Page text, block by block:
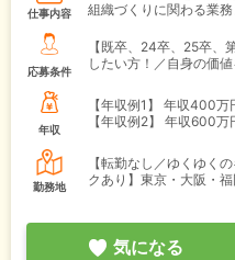
仕事内容
組織づくりに関わる業務
応募条件
【既卒、24卒、25卒、
したい方！／自身の価値
年収
【年収例1】
年収400万
【年収例2】
年収600
勤務地
【転勤なし／ゆくゆく
クあり】東京・大阪・
気になる